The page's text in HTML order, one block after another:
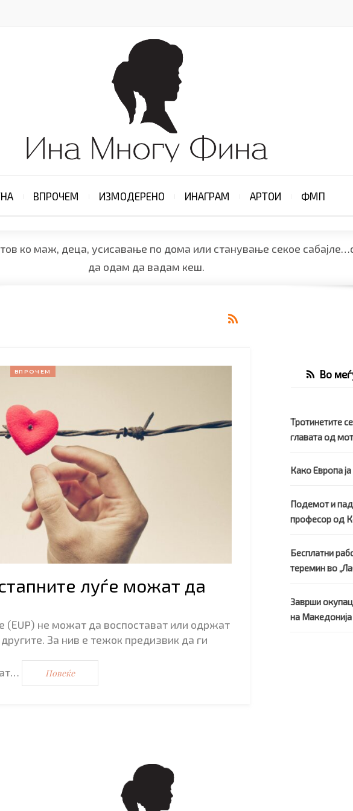
ВПРОЧЕМ ИЗМОДЕРЕНО ИНАГРАМ АРТОИ ФМП
ко маж, деца, усисавање по дома или станување секое
да одам да вадам кеш.
ВПРОЧЕМ
луѓе можат да
(ЕUP) не можат да воспостават или одржат
За нив е тежок предизвик да ги
Повеќе
Во
Тротинетите
главата од
Како Европа
Подемот и
професор од
Бесплатни
теремин во
Заврши
на